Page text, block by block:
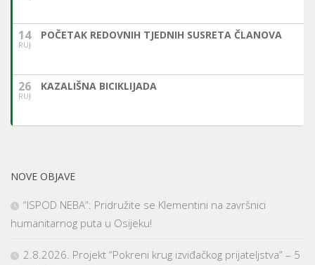
14
RUJ
POČETAK REDOVNIH TJEDNIH SUSRETA ČLANOVA
26
RUJ
KAZALIŠNA BICIKLIJADA
NOVE OBJAVE
“ISPOD NEBA”: Pridružite se Klementini na završnici
humanitarnog puta u Osijeku!
2.8.2026. Projekt “Pokreni krug izviđačkog prijateljstva” – 5